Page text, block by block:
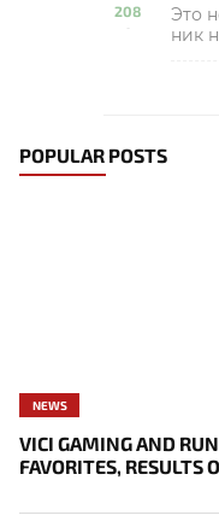
208
-
Это
ник
POPULAR POSTS
NEWS
VICI GAMING AND
FAVORITES, RESULTS